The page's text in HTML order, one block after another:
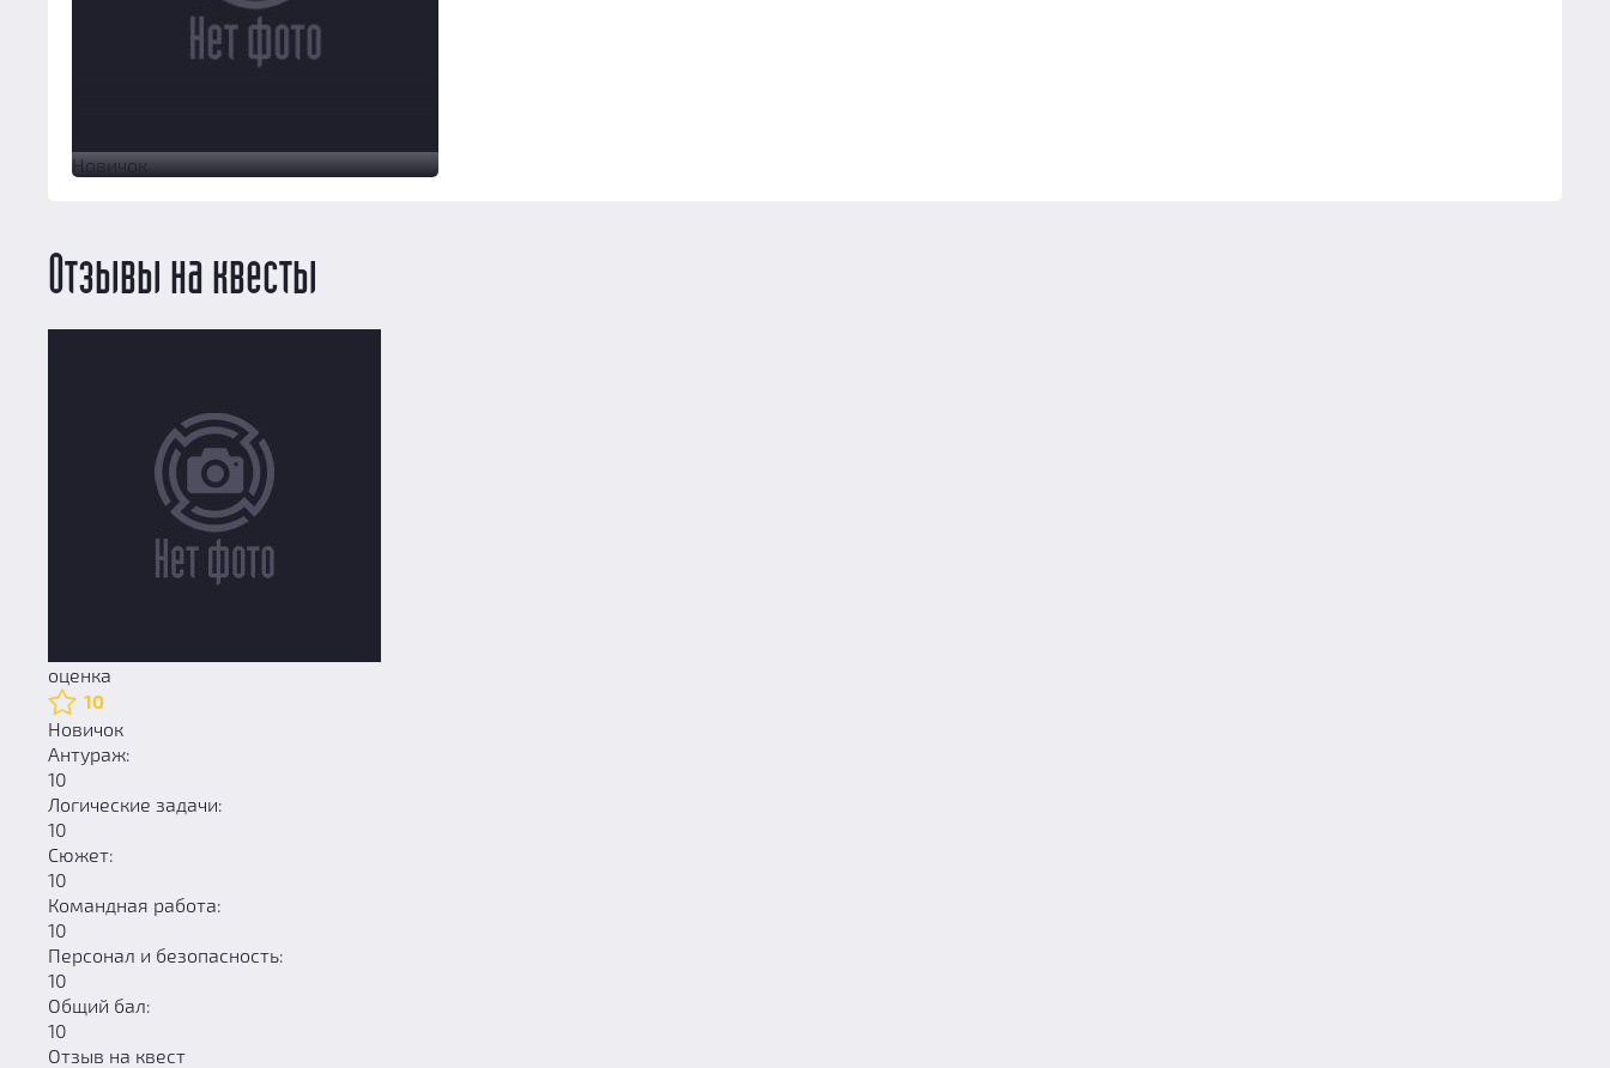
Новичок
Отзывы на квесты
оценка
10
Новичок
Антураж:
10
Логические задачи:
10
Сюжет:
10
Командная работа:
10
Персонал и безопасность:
10
Общий бал:
10
Отзыв на квест